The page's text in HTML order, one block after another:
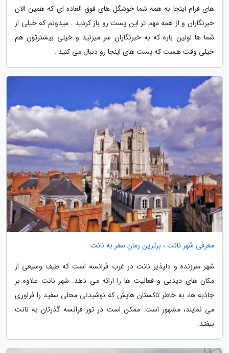
های فرام اینجا به همه شما خوشگل های فوق العاده ای که همین الان
خبرنگاران و از همه مهم تر این پست رو باز کردید . میدونم که خیلی از
شما ها اولین باره که به خبرنگاران سر میزنید و خیلی بیشترتون هم
خیلی وقت هست که پست های اینجا رو دنبال می کنید .
معرفی شهر نانت ، برترین زمان سفر به نانت
شهر سرزنده و دلپذیر نانت در غرب فرانسه است که طیف وسیعی از
مکان های دیدنی و فعالیت ها را ارائه می دهد. شهر نانت علاوه بر
جاذبه ها، به خاطر تاکستان هایش که نوشیدنی محلی سفید را فراوری
می نمایند، مشهور است. ممکن است در تور فرانسه گذرتان به نانت
بیفتد.